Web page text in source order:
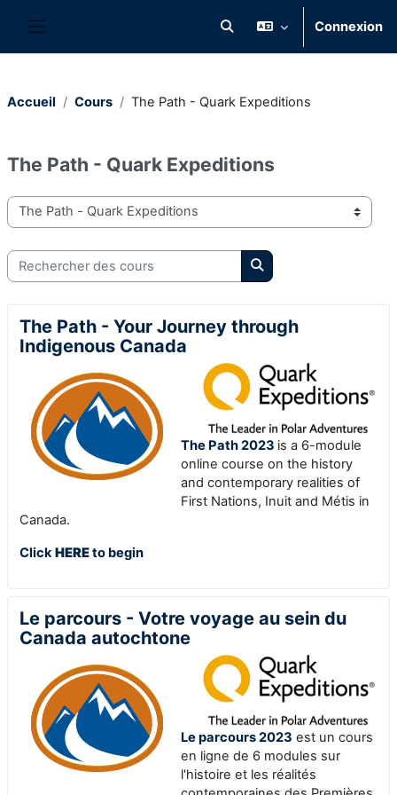
Activer/désactiver la saisie
Connexion
Accueil Cours The Path - Quark Expeditions
The Path - Quark Expeditions
Catégories de cours
Rechercher des cours
Rechercher des cours
The Path - Your Journey through
Indigenous Canada
The Path 2023 is a 6-module
online course on the history
and contemporary realities of
First Nations, Inuit and Métis in
Canada.
ClickHEREto begin
Le parcours - Votre voyage au sein du
Canada autochtone
Le parcours 2023 est un cours
en ligne de 6 modules sur
l'histoire et les réalités